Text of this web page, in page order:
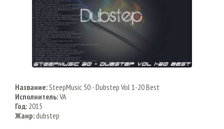
Название:SteepMusic 50 - Dubstep Vol 1-20 Best
Исполнитель:VA
Год: 2015
Жанр:dubstep